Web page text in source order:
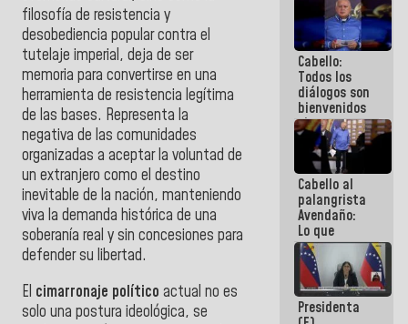
filosofía de resistencia y
desobediencia popular contra el
tutelaje imperial, deja de ser
memoria para convertirse en una
herramienta de resistencia legítima
de las bases. Representa la
negativa de las comunidades
organizadas a aceptar la voluntad de
un extranjero como el destino
inevitable de la nación, manteniendo
viva la demanda histórica de una
soberanía real y sin concesiones para
defender su libertad.
El cimarronaje político actual no es
solo una postura ideológica, se
Figuera y
acuerdan
primer
encuentro
presencial
para el
diálogo
Cabello:
Todos los
diálogos son
bienvenidos
siempre que
estén en el
marco de la
Constitución
de la
República
Cabello al
palangrista
Avendaño:
Lo que
vayas a
escribir
hazlo hoy
por que no
sabemos si
Presidenta